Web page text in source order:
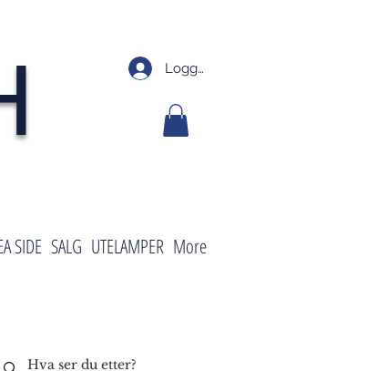
Logg inn
SIDE SALG UTELAMPER More